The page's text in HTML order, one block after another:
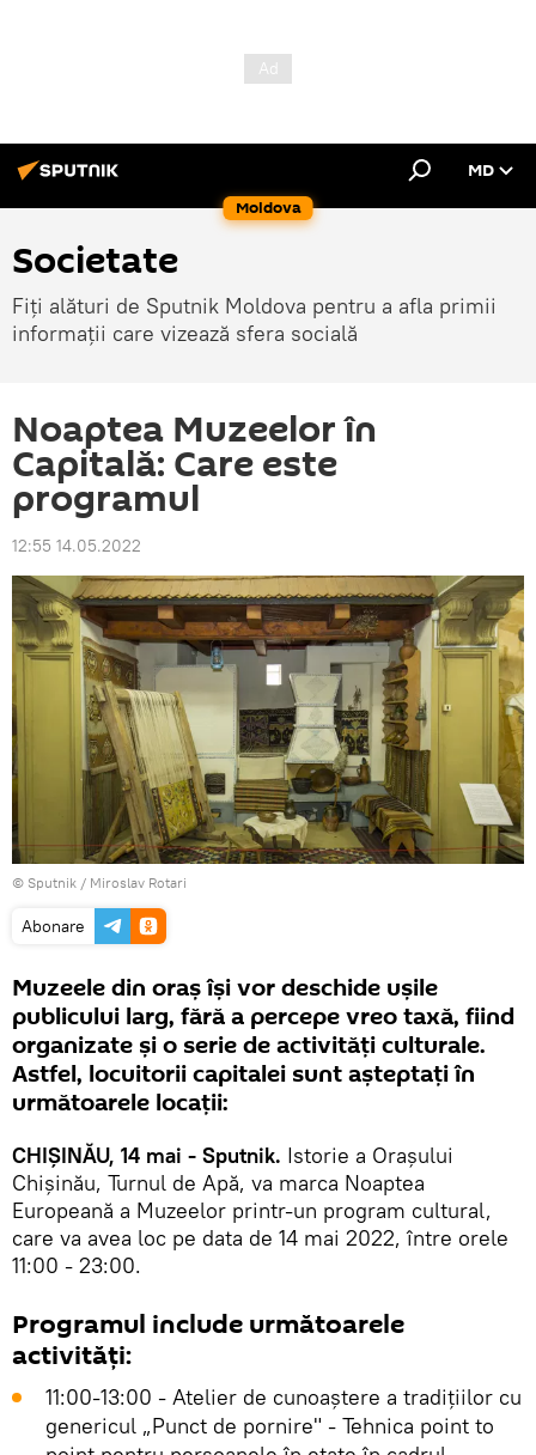
Moldova
MD
Societate
Fiți alături de Sputnik Moldova pentru a afla primii
informații care vizează sfera socială
Noaptea Muzeelor în
Capitală: Care este
programul
12:55 14.05.2022
© Sputnik / Miroslav Rotari
Abonare
Muzeele din oraș își vor deschide ușile
publicului larg, fără a percepe vreo taxă, fiind
organizate și o serie de activități culturale.
Astfel, locuitorii capitalei sunt așteptați în
următoarele locații:
CHIȘINĂU, 14 mai - Sputnik. Istorie a Orașului
Chișinău, Turnul de Apă, va marca Noaptea
Europeană a Muzeelor printr-un program cultural,
care va avea loc pe data de 14 mai 2022, între orele
11:00 - 23:00.
Programul include următoarele
activități:
11:00-13:00 - Atelier de cunoaștere a tradițiilor cu
genericul „Punct de pornire" - Tehnica point to